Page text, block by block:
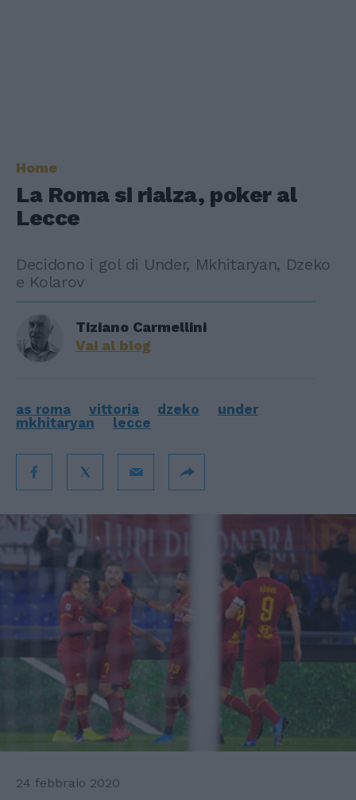
Home
La Roma si rialza, poker al
Lecce
Decidono i gol di Under, Mkhitaryan, Dzeko
e Kolarov
Tiziano Carmellini
Vai al blog
as roma vittoria dzeko
under
mkhitaryan
lecce
24 febbraio 2020